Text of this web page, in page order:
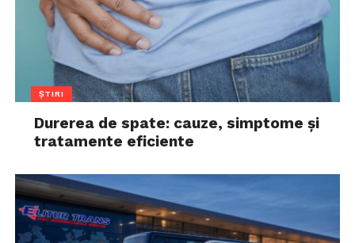
ȘTIRI
Durerea de spate: cauze, simptome și
tratamente eficiente